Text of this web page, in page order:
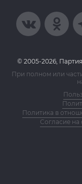
© 2005-2026,
При полном или
Политика в
Согласие на